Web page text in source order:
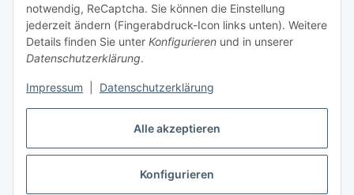
Alle akzeptieren
Konfigurieren
notwendig, ReCaptcha. Sie können die Einstellung
jederzeit ändern (Fingerabdruck-Icon links unten). Weitere
Details finden Sie unter Konfigurieren und in unserer
Datenschutzerklärung.
Impressum Datenschutzerklärung
Gesetzliche Informationen
Vertrag widerrufen